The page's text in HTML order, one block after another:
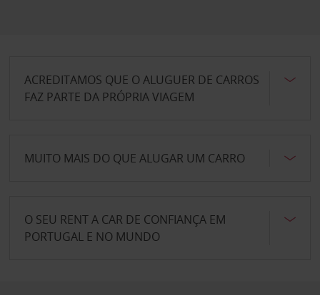
ACREDITAMOS QUE O ALUGUER DE CARROS
FAZ PARTE DA PRÓPRIA VIAGEM
MUITO MAIS DO QUE ALUGAR UM CARRO
O SEU RENT A CAR DE CONFIANÇA EM
PORTUGAL E NO MUNDO